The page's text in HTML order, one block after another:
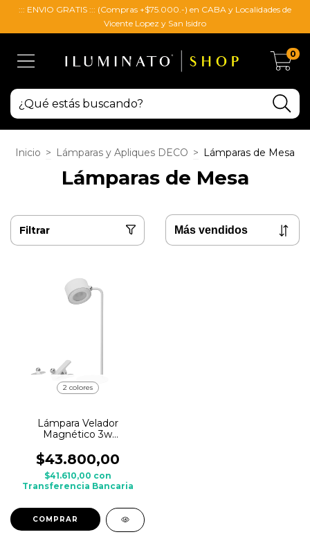
::: ENVIO GRATIS ::: (Compras +$75.000.-) en CABA y Localidades de
Vicente Lopez y San Isidro
0
Inicio > Lámparas y Apliques DECO > Lámparas de Mesa
Lámparas de Mesa
Filtrar
2 colores
Lámpara Velador
Magnético 3w
Inalambrico Recargable
$43.800,00
$41.610,00 con
Transferencia Bancaria
COMPRAR